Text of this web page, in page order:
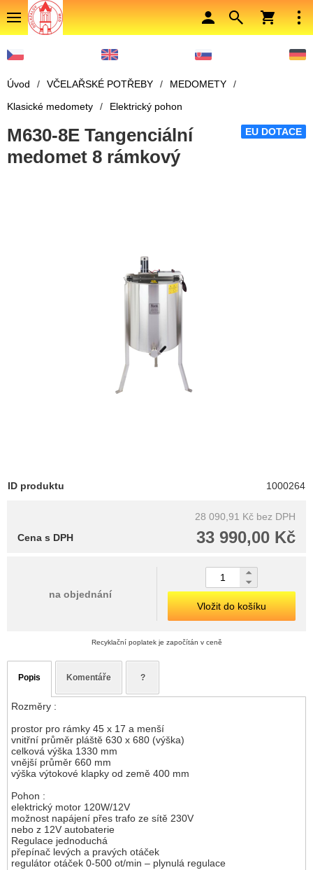
Úvod / VČELAŘSKÉ POTŘEBY / MEDOMETY
/
Klasické medomety
/ Elektrický pohon
EU DOTACE
M630-8E Tangenciální
medomet 8 rámkový
ID produktu 1000264
28 090,91 Kč bez DPH
33 990,00 Kč
Cena s DPH
na objednání
Vložit do košíku
Recyklační poplatek je započítán v ceně
Popis Komentáře ?
Rozměry :
prostor pro rámky 45 x 17 a menší
vnitřní průměr pláště 630 x 680 (výška)
celková výška 1330 mm
vnější průměr 660 mm
výška výtokové klapky od země 400 mm
Pohon :
elektrický motor 120W/12V
možnost napájení přes trafo ze sítě 230V
nebo z 12V autobaterie
Regulace jednoduchá
přepínač levých a pravých otáček
regulátor otáček 0-500 ot/min – plynulá regulace